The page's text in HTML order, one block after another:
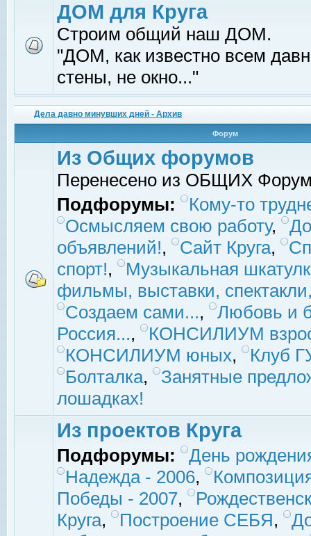
ДОМ для Круга
Строим общий наш ДОМ.
"ДОМ, как известно всем
стены, не окно..."
Дела давно минувших дней - Архив
Форум
Из Общих форумов
Перенесено из ОБЩИХ
Подфорумы:
Кому-то
Осмысляем свою работу,
объявлений!, Сайт Круга,
спорт!,
Музыкальная
фильмы, выставки,
Создаем сами...,
Любовь и
Россия...,
КОНСИЛИУМ
КОНСИЛИУМ юных,
Клуб
Болталка,
Занятные
лошадках!
Из проектов Круга
Подфорумы:
День
Надежда - 2006,
Победы - 2007,
Круга, Построение СЕБЯ,